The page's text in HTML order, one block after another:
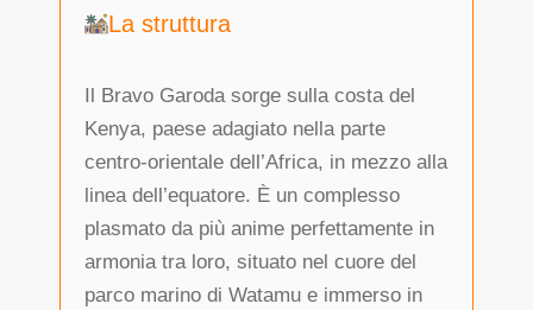
La struttura
Il Bravo Garoda sorge sulla costa del
Kenya, paese adagiato nella parte
centro-orientale dell’Africa, in mezzo alla
linea dell’equatore. È un complesso
plasmato da più anime perfettamente in
armonia tra loro, situato nel cuore del
parco marino di Watamu e immerso in